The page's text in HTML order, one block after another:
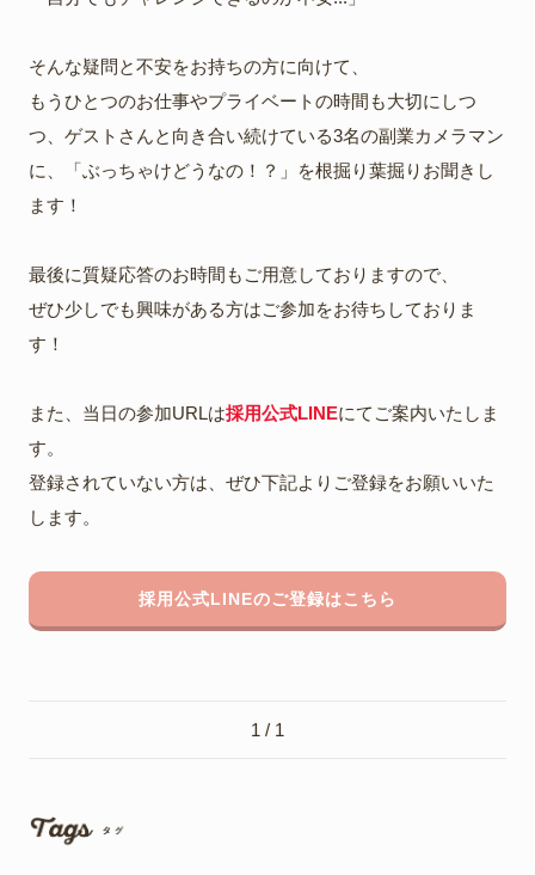
そんな疑問と不安をお持ちの方に向けて、
もうひとつのお仕事やプライベートの時間も大切にしつ
つ、ゲストさんと向き合い続けている3名の副業カメラマン
に、「ぶっちゃけどうなの！？」を根掘り葉掘りお聞きし
ます！
最後に質疑応答のお時間もご用意しておりますので、
ぜひ少しでも興味がある方はご参加をお待ちしておりま
す！
また、当日の参加URLは採用公式LINEにてご案内いたしま
す。
登録されていない方は、ぜひ下記よりご登録をお願いいた
します。
採用公式LINEのご登録はこちら
1 / 1